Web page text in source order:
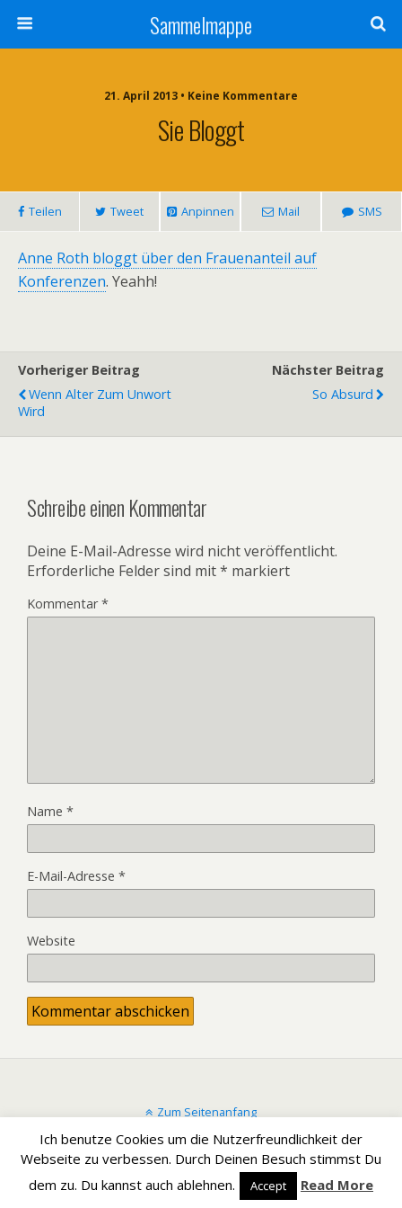
Sammelmappe
21. April 2013 • Keine Kommentare
Sie Bloggt
Teilen Tweet Anpinnen Mail SMS
Anne Roth bloggt über den Frauenanteil auf
Konferenzen. Yeahh!
Vorheriger Beitrag
Wenn Alter Zum Unwort
Wird
Nächster Beitrag
So Absurd
Schreibe einen Kommentar
Deine E-Mail-Adresse wird nicht veröffentlicht.
Erforderliche Felder sind mit* markiert
Kommentar*
Name *
E-Mail-Adresse *
Website
Zum Seitenanfang
Mobil Desktop
Ich benutze Cookies um die Nutzerfreundlichkeit der
Webseite zu verbessen. Durch Deinen Besuch stimmst Du
dem zu. Du kannst auch ablehnen.
Accept Read More